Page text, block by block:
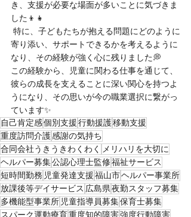
き、支援が必要な場面が多いことに気づきま
した👦👧
寄り添い、サポートできるかを考えるように
なり、その経験が強く心に残りました💭
この経験から、児童に関わる仕事を通じて、
彼らの成長を支えることに深い関心を持つよ
うになり、その思いが今の職業選択に繋がっ
ています✨
自己肯定感個別支援 行動援護 移動支援
重度訪問介護 感謝の気持ち
合同会社うきうきわくわく メリハリを大切に
ヘルパー募集公認心理士監修福祉サービス
短時間勤務 児童発達支援 福山市ヘルパー事業所
放課後等デイサービス 広島県夜勤スタッフ募集
多機能型事業所 児童指導員募集保育士募集
スパーク運動療育 重度知的障害強度行動障害